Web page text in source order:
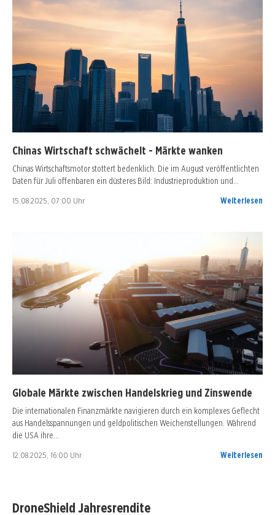
Chinas Wirtschaft schwächelt - Märkte wanken
Chinas Wirtschaftsmotor stottert bedenklich. Die im August veröffentlichten
Daten für Juli offenbaren ein düsteres Bild: Industrieproduktion und…
15.08.2025, 07:00 Uhr Weiterlesen
Globale Märkte zwischen Handelskrieg und Zinswende
Die internationalen Finanzmärkte navigieren durch ein komplexes Geflecht
aus Handelsspannungen und geldpolitischen Weichenstellungen. Während
die USA ihre…
12.08.2025, 16:00 Uhr Weiterlesen
DroneShield Jahresrendite